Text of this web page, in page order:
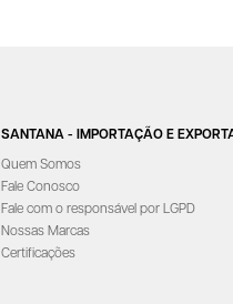
SANTANA - IMPORTAÇÃO E
Quem Somos
Fale Conosco
Fale com o responsável por LGPD
Nossas Marcas
Certificações